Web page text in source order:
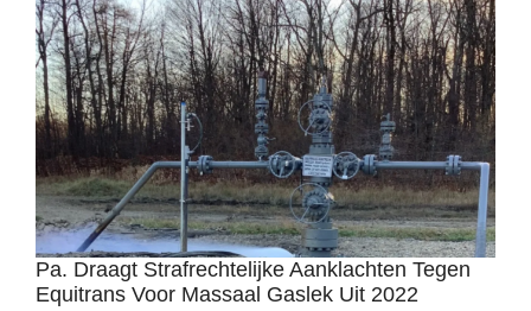
Pa. Draagt Strafrechtelijke Aanklachten Tegen
Equitrans Voor Massaal Gaslek Uit 2022